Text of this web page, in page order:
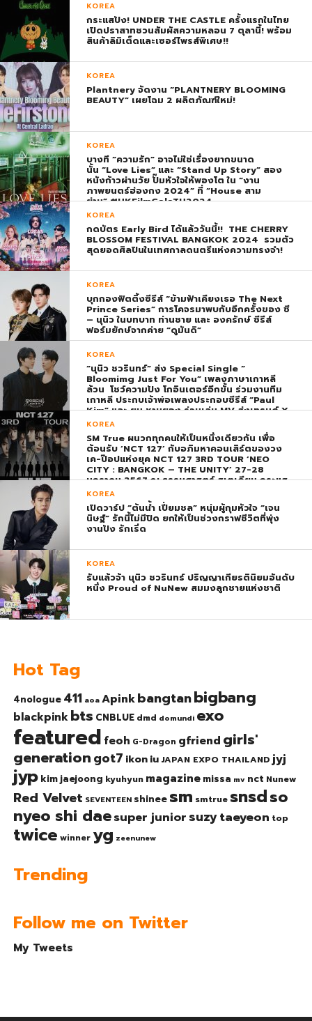
KOREA
กระแสปัง! UNDER THE CASTLE ครั้งแรกในไทย
เปิดปราสาทชวนสัมผัสความหลอน 7 ตุลานี้! พร้อม
สินค้าลิมิเต็ดและเซอร์ไพรส์พิเศษ!!
KOREA
Plantnery จัดงาน “PLANTNERY BLOOMING
BEAUTY” เผยโฉม 2 ผลิตภัณฑ์ใหม่!
KOREA
บางที “ความรัก” อาจไม่ใช่เรื่องยากขนาด
นั้น “Love Lies” และ “Stand Up Story” สอง
หนังก้าวผ่านวัย ปั๊มหัวใจให้พองโต ใน “งาน
ภาพยนตร์ฮ่องกง 2024” ที่ “House สาม
ย่าน” #HKFilmGalaTH2024
KOREA
กดบัตร Early Bird ได้แล้ววันนี้!! THE CHERRY
BLOSSOM FESTIVAL BANGKOK 2024 รวมตัว
สุดยอดศิลปินในเทศกาลดนตรีแห่งความทรงจำ!
KOREA
บุกกองฟิตติ้งซีรีส์ “ข้ามฟ้าเคียงเธอ The Next
Prince Series” การโคจรมาพบกับอีกครั้งของ ซี
– นุนิว ในบทบาท ท่านชาย และ องครักษ์ ซีรีส์
ฟอร์มยักษ์จากค่าย “ดูมันดิ”
KOREA
“นุนิว ชวรินทร์” ส่ง Special Single “
Bloomimg Just For You” เพลงภาษาเกาหลี
ล้วน โชว์ความปัง โกอินเตอร์อีกขั้น ร่วมงานทีม
เกาหลี ประกบเจ้าพ่อเพลงประกอบซีรีส์ “Paul
Kim” และ ยุน ชานยอง ร่วมเล่น MV ส่งเทรนด์ X
พุ่ง ติดอันดับ 1 โลก
KOREA
SM True ผนวกทุกคนให้เป็นหนึ่งเดียวกัน เพื่อ
ต้อนรับ ‘NCT 127’ กับอภิมหาคอนเสิร์ตของวง
เค-ป๊อปแห่งยุค NCT 127 3RD TOUR ‘NEO
CITY : BANGKOK – THE UNITY’ 27-28
มกราคม 2567 ณ ธรรมศาสตร์ สเตเดียม กระแส
ตอบรับยิ่งใหญ่สมการรอคอย บัตร SOLD OUT
ทุกที่นั่งทันทีที่เปิดจำหน่าย !
KOREA
เปิดวาร์ป “ต้นน้ำ เปี่ยมชล” หนุ่มผู้กุมหัวใจ “เจน
นิษฐ์” รักนี้ไม่มีปิด ยกให้เป็นช่วงกราฟชีวิตที่พุ่ง
งานปัง รักเริ่ด
KOREA
รับแล้วจ้า นุนิว ชวรินทร์ ปริญญาเกียรตินิยมอันดับ
หนึ่ง Proud of NuNew สมมงลูกชายแห่งชาติ
Hot Tag
4nologue 411 aoa Apinkbangtanbigbang
blackpinkbts CNBLUE dmd domundi exo
featured feoh G-Dragon gfriend girls'
generationgot7 ikoniu JAPAN EXPO THAILAND jyj
jyp kim jaejoong kyuhyun magazine missa mv nct Nunew
Red Velvet SEVENTEEN shinee sm smtrue snsdso
nyeo shi daesuper junior suzytaeyeon top
twice winner yg zeenunew
Trending
Follow me on Twitter
My Tweets